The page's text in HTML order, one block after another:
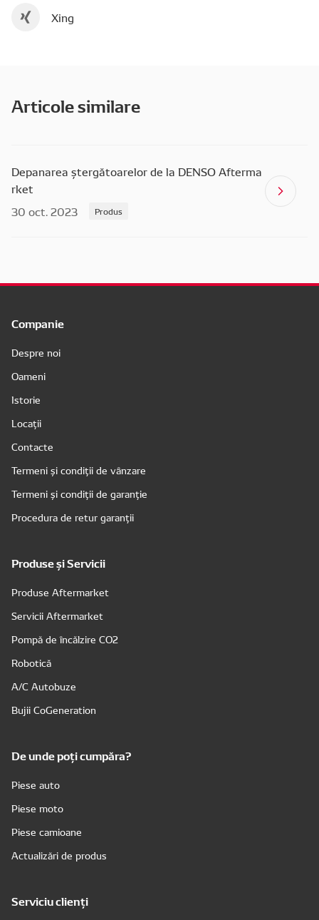
Xing
Articole similare
Depanarea ștergătoarelor de la DENSO Afterma
rket
30 oct. 2023
Produs
Companie
Despre noi
Oameni
Istorie
Locații
Contacte
Termeni și condiții de vânzare
Termeni și condiții de garanție
Procedura de retur garanții
Produse și Servicii
Produse Aftermarket
Servicii Aftermarket
Pompă de încălzire CO2
Robotică
A/C Autobuze
Bujii CoGeneration
De unde poți cumpăra?
Piese auto
Piese moto
Piese camioane
Actualizări de produs
Serviciu clienți